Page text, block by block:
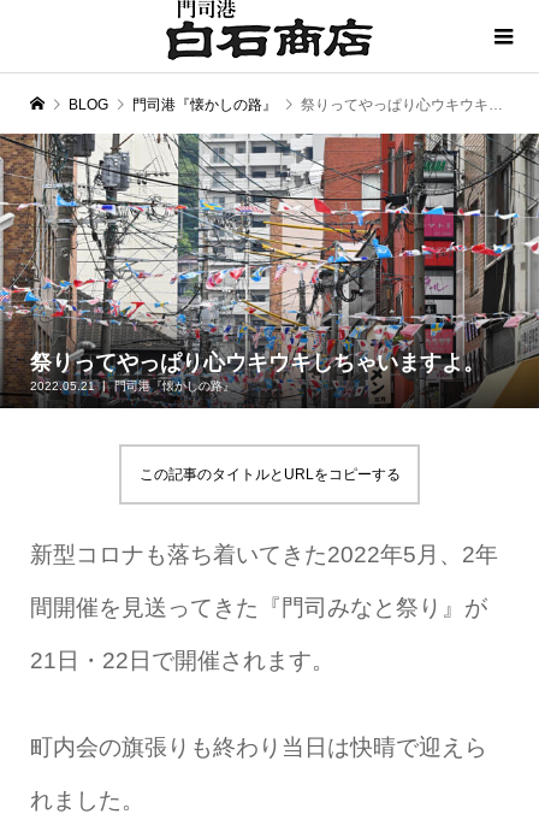
BLOG 門司港『懐かしの路』 祭りってやっぱり心ウキウキしちゃいますよ。
祭りってやっぱり心ウキウキしちゃいますよ。
2022.05.21 門司港『懐かしの路』
この記事のタイトルとURLをコピーする
新型コロナも落ち着いてきた2022年5月、2年
間開催を見送ってきた『門司みなと祭り』が
21日・22日で開催されます。
町内会の旗張りも終わり当日は快晴で迎えら
れました。